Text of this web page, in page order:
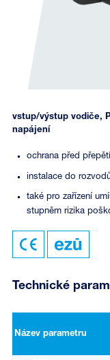
vstup/výstup vodiče,
napájení
ochrana před
instalace do
také pro zařízení
stupněm rizika
Technické
Název parametru